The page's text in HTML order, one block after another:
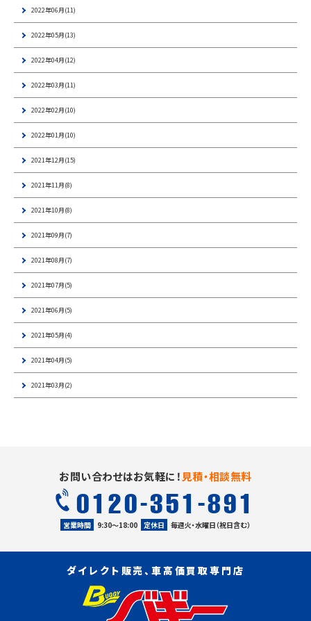
2022年06月(11)
2022年05月(13)
2022年04月(12)
2022年03月(11)
2022年02月(10)
2022年01月(10)
2021年12月(15)
2021年11月(8)
2021年10月(8)
2021年09月(7)
2021年08月(7)
2021年07月(5)
2021年06月(5)
2021年05月(4)
2021年04月(5)
2021年03月(2)
お問い合わせはお気軽に！見積・相談無料
0120-351-891
営業時間 9:30〜18:00 定休日 毎週火・水曜日（祝日含む）
ダイレクト販売、車高価買取専門店